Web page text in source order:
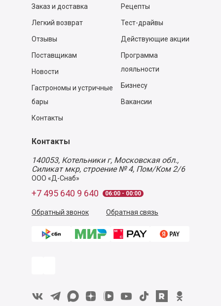
Заказ и доставка
Легкий возврат
Отзывы
Поставщикам
Новости
Гастрономы и устричные
бары
Контакты
Рецепты
Тест-драйвы
Действующие акции
Программа
лояльности
Бизнесу
Вакансии
Контакты
140053, Котельники г, Московская обл.,
Силикат мкр, строение № 4, Пом/Ком 2/6
ООО «Д-Снаб»
+7 495 640 9 640 06:00 - 00:00
Обратный звонок Обратная связь